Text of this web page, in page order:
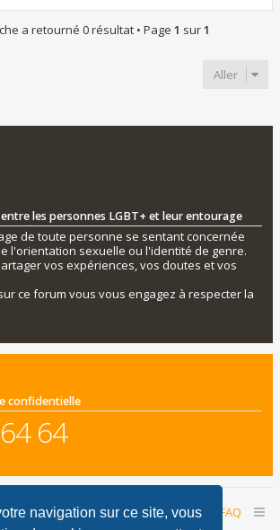
navigation sur ce site, vous
a retourné 0 résultat • Page 1 sur1
Aller
les personnes LGBT+ et leur entourage
de toute personne se sentant concernée
l'orientation sexuelle ou l'identité de genre.
vos expériences, vos doutes et vos
ce forum vous vous engagez à respecter la
confidentielle
64
FAQ
Nous contacter